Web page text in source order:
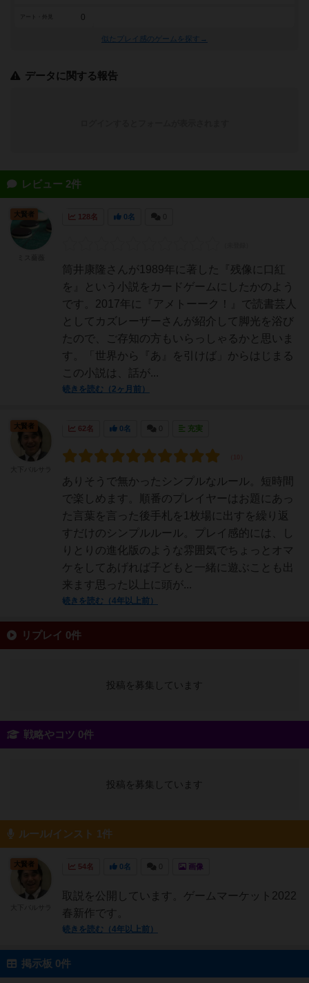
アート・外見 0
似たプレイ感のゲームを探す→
データに関する報告
レビュー 2件
128名 0名
筒井康隆さんが1989年に著した『残像に口紅
を』という小説をカードゲームにしたかのよう
です。2017年に『アメトーーク！』で読書芸人
としてカズレーザーさんが紹介して脚光を浴び
たので、ご存知の方もいらっしゃるかと思いま
す。「世界から『あ』を引けば」からはじまる
この小説は、話が...
続きを読む（2ヶ月前）
大賢者
62名 0名 充実
ありそうで無かったシンプルなルール。短時間
で楽しめます。順番のプレイヤーはお題にあっ
た言葉を言った後手札を1枚場に出すを繰り返
すだけのシンプルルール。プレイ感的には、し
りとりの進化版のような雰囲気でちょっとオマ
ケをしてあげれば子どもと一緒に遊ぶことも出
来ます思った以上に頭が...
続きを読む（4年以上前）
大賢者
リプレイ 0件
投稿を募集しています
戦略やコツ 0件
投稿を募集しています
ルール/インスト 1件
54名 0名 画像
取説を公開しています。ゲームマーケット2022
春新作です。
続きを読む（4年以上前）
大賢者
掲示板 0件